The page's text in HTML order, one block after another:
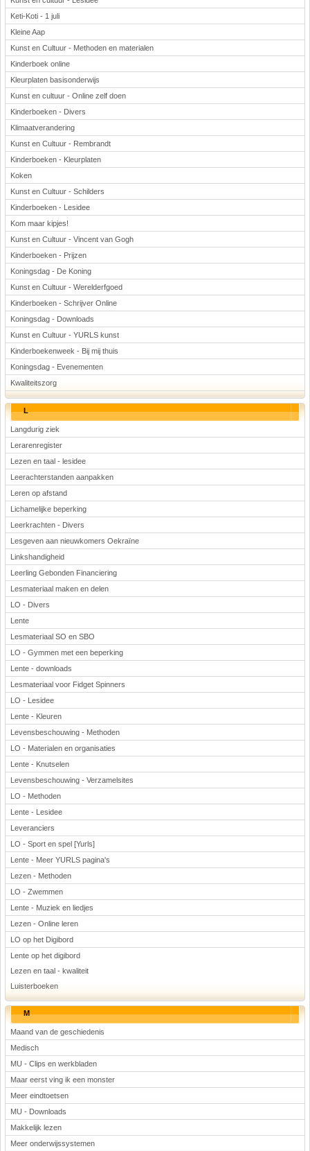
Keti-Koti - 1 juli
Kleine Aap
Kunst en Cultuur - Methoden en materialen
Kinderboek online
Kleurplaten basisonderwijs
Kunst en cultuur - Online zelf doen
Kinderboeken - Divers
Klimaatverandering
Kunst en Cultuur - Rembrandt
Kinderboeken - Kleurplaten
Koken
Kunst en Cultuur - Schilders
Kinderboeken - Lesidee
Kom maar kipjes!
Kunst en Cultuur - Vincent van Gogh
Kinderboeken - Prijzen
Koningsdag - De Koning
Kunst en Cultuur - Werelderfgoed
Kinderboeken - Schrijver Online
Koningsdag - Downloads
Kunst en Cultuur - YURLS kunst
Kinderboekenweek - Bij mij thuis
Koningsdag - Evenementen
Kwaliteitszorg
L
Langdurig ziek
Lerarenregister
Lezen en taal - lesidee
Leerachterstanden aanpakken
Leren op afstand
Lichamelijke beperking
Leerkrachten - Divers
Lesgeven aan nieuwkomers Oekraïne
Linkshandigheid
Leerling Gebonden Financiering
Lesmateriaal maken en delen
LO - Divers
Lente
Lesmateriaal SO en SBO
LO - Gymmen met een beperking
Lente - downloads
Lesmateriaal voor Fidget Spinners
LO - Lesidee
Lente - Kleuren
Levensbeschouwing - Methoden
LO - Materialen en organisaties
Lente - Knutselen
Levensbeschouwing - Verzamelsites
LO - Methoden
Lente - Lesidee
Leveranciers
LO - Sport en spel [Yurls]
Lente - Meer YURLS pagina's
Lezen - Methoden
LO - Zwemmen
Lente - Muziek en liedjes
Lezen - Online leren
LO op het Digibord
Lente op het digibord
Lezen en taal - kwaliteit
Luisterboeken
M
Maand van de geschiedenis
Medisch
MU - Clips en werkbladen
Maar eerst ving ik een monster
Meer eindtoetsen
MU - Downloads
Makkelijk lezen
Meer onderwijssystemen